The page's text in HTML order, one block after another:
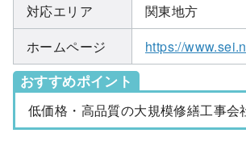
対応エリア
関東地方
ホームページ
https://
おすすめポイント
低価格・高品質の大規模修繕工事会